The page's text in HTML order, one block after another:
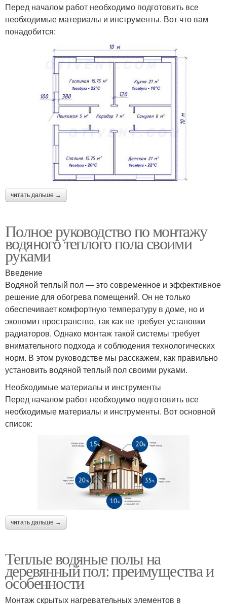
Перед началом работ необходимо подготовить все
необходимые материалы и инструменты. Вот что вам
понадобится:
читать дальше →
Полное руководство по монтажу
водяного теплого пола своими
руками
Введение
Водяной теплый пол — это современное и эффективное
решение для обогрева помещений. Он не только
обеспечивает комфортную температуру в доме, но и
экономит пространство, так как не требует установки
радиаторов. Однако монтаж такой системы требует
внимательного подхода и соблюдения технологических
норм. В этом руководстве мы расскажем, как правильно
установить водяной теплый пол своими руками.
Необходимые материалы и инструменты
Перед началом работ необходимо подготовить все
необходимые материалы и инструменты. Вот основной
список:
читать дальше →
Теплые водяные полы на
деревянный пол: преимущества и
особенности
Монтаж скрытых нагревательных элементов в